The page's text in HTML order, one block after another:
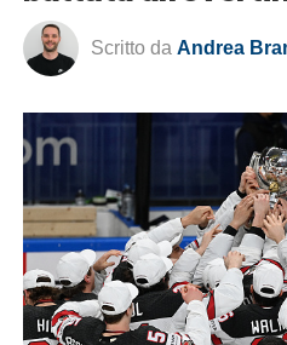
Scritto da Andrea